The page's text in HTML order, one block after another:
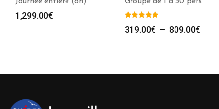
1,299.00€
319.00€ – 809.00€
à